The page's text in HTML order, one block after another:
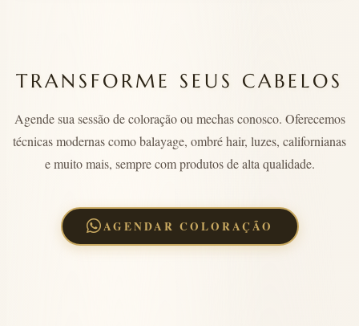
TRANSFORME SEUS CABELOS
Agende sua sessão de coloração ou mechas conosco. Oferecemos
técnicas modernas como balayage, ombré hair, luzes, californianas
e muito mais, sempre com produtos de alta qualidade.
AGENDAR COLORAÇÃO